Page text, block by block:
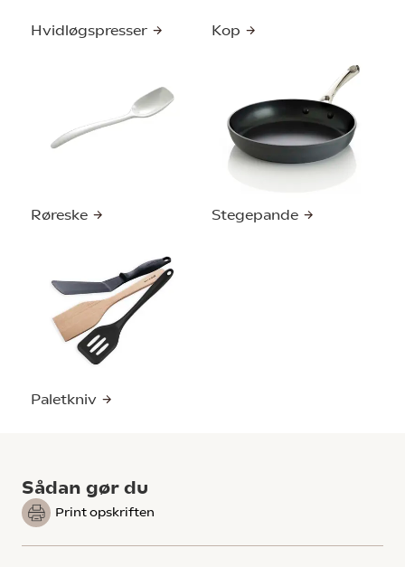
Hvidløgspresser Kop
Røreske Stegepande
Paletkniv
Sådan gør du
Print opskriften